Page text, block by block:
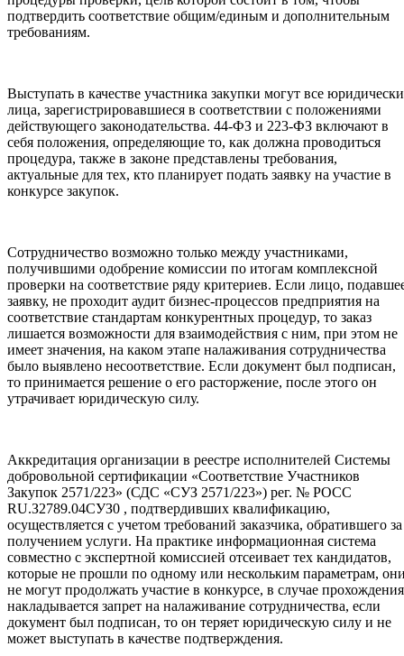
подтвердить соответствие общим/единым и дополнительным
требованиям.
Выступать в качестве участника закупки могут все
лица, зарегистрировавшиеся в соответствии с положениями
действующего законодательства. 44-ФЗ и 223-ФЗ включают в
себя положения, определяющие то, как должна проводиться
процедура, также в законе представлены требования,
актуальные для тех, кто планирует подать заявку на участие в
конкурсе закупок.
Сотрудничество возможно только между участниками,
получившими одобрение комиссии по итогам комплексной
проверки на соответствие ряду критериев. Если лицо,
заявку, не проходит аудит бизнес-процессов предприятия на
соответствие стандартам конкурентных процедур, то заказ
лишается возможности для взаимодействия с ним, при этом не
имеет значения, на каком этапе налаживания сотрудничества
было выявлено несоответствие. Если документ был подписан,
то принимается решение о его расторжение, после этого он
утрачивает юридическую силу.
Аккредитация организации в реестре исполнителей Системы
добровольной сертификации «Соответствие Участников
Закупок 2571/223» (СДС «СУЗ 2571/223») рег. № РОСС
RU.З2789.04СУЗ0 , подтвердивших квалификацию,
осуществляется с учетом требований заказчика, обратившего за
получением услуги. На практике информационная система
совместно с экспертной комиссией отсеивает тех кандидатов,
которые не прошли по одному или нескольким параметрам,
не могут продолжать участие в конкурсе, в случае прохождения
накладывается запрет на налаживание сотрудничества, если
документ был подписан, то он теряет юридическую силу и не
может выступать в качестве подтверждения.